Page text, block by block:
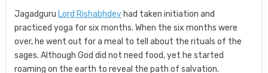
Jagadguru Lord Rishabhdev had taken initiation and
practiced yoga for six months. When the six months were
over, he went out for a meal to tell about the rituals of the
sages. Although God did not need food, yet he started
roaming on the earth to reveal the path of salvation.